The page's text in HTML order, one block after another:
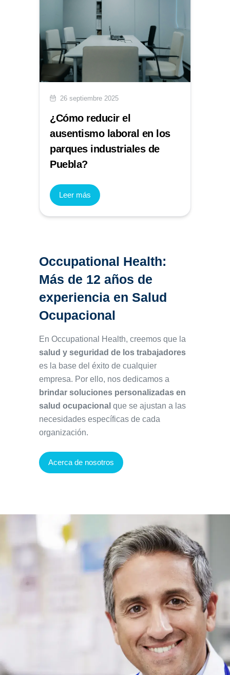
26 septiembre 2025
¿Cómo reducir el
ausentismo laboral en los
parques industriales de
Puebla?
Leer más
Occupational Health:
Más de 12 años de
experiencia en Salud
Ocupacional
En Occupational Health, creemos que la
salud y seguridad de los trabajadores
es la base del éxito de cualquier
empresa. Por ello, nos dedicamos a
brindar soluciones personalizadas en
salud ocupacional que se ajustan a las
necesidades específicas de cada
organización.
Acerca de nosotros